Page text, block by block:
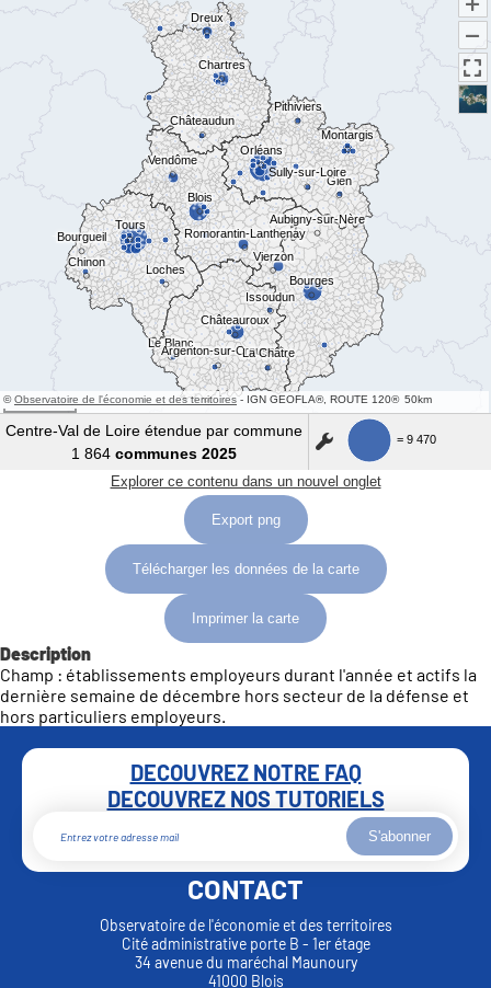
Export png
Télécharger les données de la carte
Imprimer la carte
Description
Champ : établissements employeurs durant l'année et actifs la
dernière semaine de décembre hors secteur de la défense et
hors particuliers employeurs.
DECOUVREZ NOTRE FAQ
DECOUVREZ NOS TUTORIELS
S'abonner
CONTACT
Observatoire de l'économie et des territoires
Cité administrative porte B - 1er étage
34 avenue du maréchal Maunoury
41000 Blois